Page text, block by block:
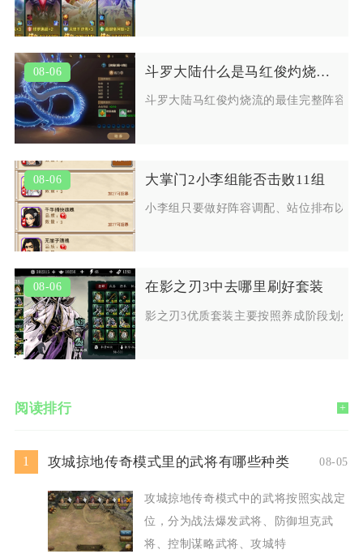
08-06 斗罗大陆什么是马红俊灼烧流的最佳阵容
斗罗大陆马红俊灼烧流的最佳完整阵容
08-06 大掌门2小李组能否击败11组
小李组只要做好阵容调配、站位排布以
08-06 在影之刃3中去哪里刷好套装
影之刃3优质套装主要按照养成阶段划分
阅读排行 +
1 攻城掠地传奇模式里的武将有哪些种类 08-05
攻城掠地传奇模式中的武将按照实战定
位，分为战法爆发武将、防御坦克武
将、控制谋略武将、攻城特